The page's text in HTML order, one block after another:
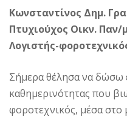
Κωνσταντίνος Δημ.
Πτυχιούχος Οικν. Παν/
Λογιστής-
Σήμερα θέλησα να δώσω
καθημερινότητας που
φοροτεχνικός, μέσα